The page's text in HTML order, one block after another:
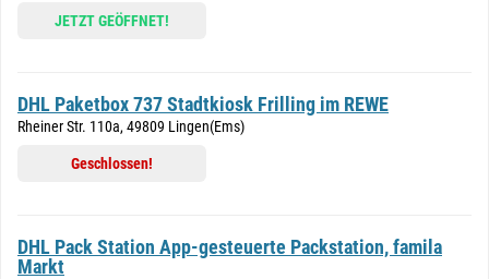
JETZT GEÖFFNET!
DHL Paketbox 737 Stadtkiosk Frilling im REWE
Rheiner Str. 110a, 49809 Lingen(Ems)
Geschlossen!
DHL Pack Station App-gesteuerte Packstation, famila
Markt